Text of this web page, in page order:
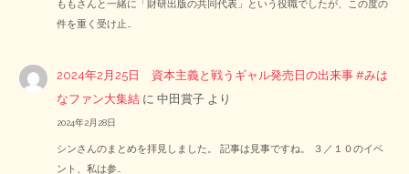
ももさんと一緒に「財研出版の共同代表」という役職でしたが、この度の
件を重く受け止…
2024年2月25日 資本主義と戦うギャル発売日の出来事 #みは
なファン大集結 に中田賞子 より
2024年2月28日
シンさんのまとめを拝見しました。 記事は見事ですね。 ３／１０のイベ
ント、私は参…